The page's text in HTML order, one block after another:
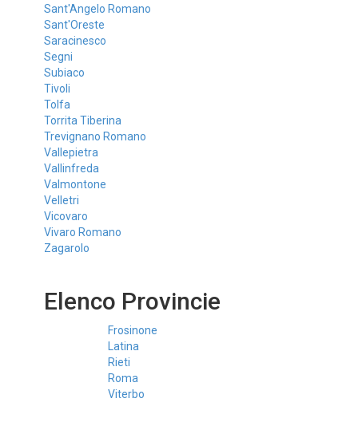
Sant'Angelo Romano
Sant'Oreste
Saracinesco
Segni
Subiaco
Tivoli
Tolfa
Torrita Tiberina
Trevignano Romano
Vallepietra
Vallinfreda
Valmontone
Velletri
Vicovaro
Vivaro Romano
Zagarolo
Elenco Provincie
Frosinone
Latina
Rieti
Roma
Viterbo